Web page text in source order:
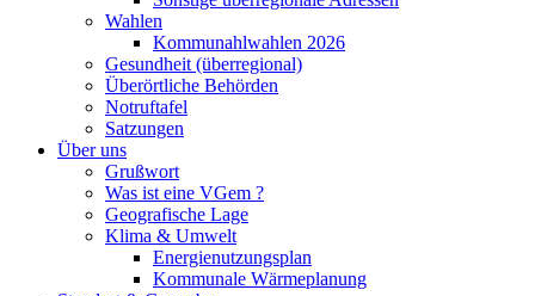
Wahlen
Kommunahlwahlen 2026
Gesundheit (überregional)
Überörtliche Behörden
Notruftafel
Satzungen
Über uns
Grußwort
Was ist eine VGem ?
Geografische Lage
Klima & Umwelt
Energienutzungsplan
Kommunale Wärmeplanung